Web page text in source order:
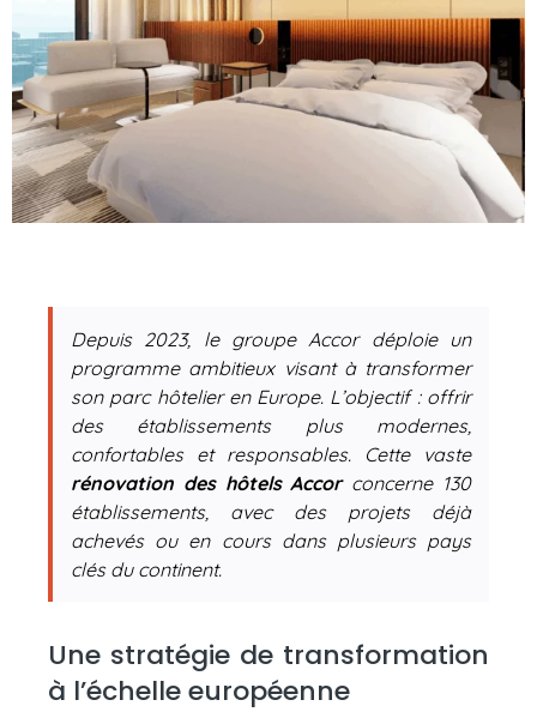
Depuis 2023, le groupe Accor déploie un
programme ambitieux visant à transformer
son parc hôtelier en Europe. L’objectif : offrir
des établissements plus modernes,
confortables et responsables. Cette vaste
rénovation des hôtels Accorconcerne 130
établissements, avec des projets déjà
achevés ou en cours dans plusieurs pays
clés du continent.
Une stratégie de transformation
à l’échelle européenne